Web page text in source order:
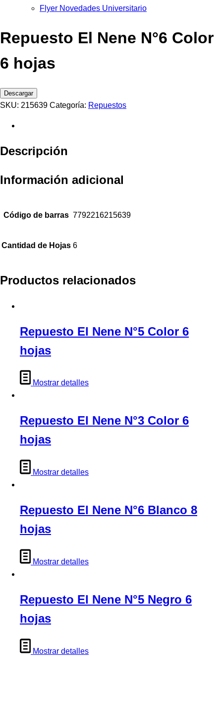
Flyer Novedades Universitario
Repuesto El Nene N°6 Color
6 hojas
Descargar
SKU: 215639 Categoría: Repuestos
Descripción
Información adicional
Código de barras 7792216215639
Cantidad de Hojas 6
Productos relacionados
Repuesto El Nene N°5 Color 6
hojas
Mostrar detalles
Repuesto El Nene N°3 Color 6
hojas
Mostrar detalles
Repuesto El Nene N°6 Blanco 8
hojas
Mostrar detalles
Repuesto El Nene N°5 Negro 6
hojas
Mostrar detalles